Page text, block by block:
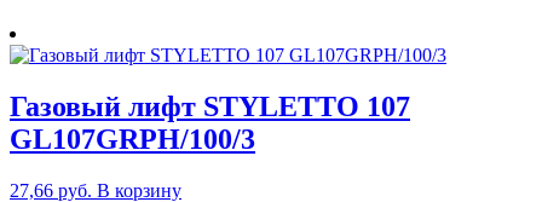
Газовый лифт STYLETTO 107
GL107GRPH/100/3
27,66 руб. В корзину